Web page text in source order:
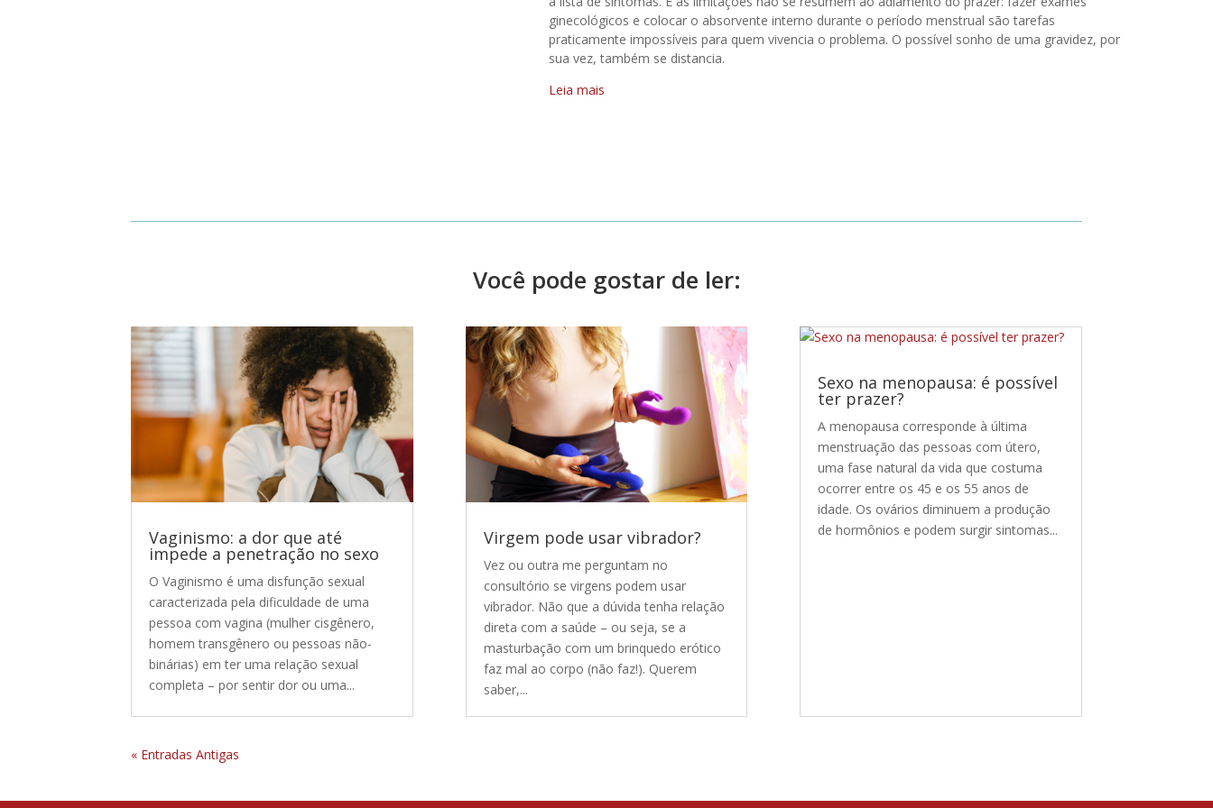
ginecológicos e colocar o absorvente interno durante o período menstrual são tarefas
praticamente impossíveis para quem vivencia o problema. O possível sonho de uma gravidez, por
sua vez, também se distancia.
Leia mais
Você pode gostar de ler:
Vaginismo: a dor que até
impede a penetração no sexo
O Vaginismo é uma disfunção sexual
caracterizada pela dificuldade de uma
pessoa com vagina (mulher cisgênero,
homem transgênero ou pessoas não-
binárias) em ter uma relação sexual
completa – por sentir dor ou uma...
Virgem pode usar vibrador?
Vez ou outra me perguntam no
consultório se virgens podem usar
vibrador. Não que a dúvida tenha relação
direta com a saúde – ou seja, se a
masturbação com um brinquedo erótico
faz mal ao corpo (não faz!). Querem
saber,...
Sexo na menopausa: é possível
ter prazer?
A menopausa corresponde à última
menstruação das pessoas com útero,
uma fase natural da vida que costuma
ocorrer entre os 45 e os 55 anos de
idade. Os ovários diminuem a produção
de hormônios e podem surgir sintomas...
« Entradas Antigas